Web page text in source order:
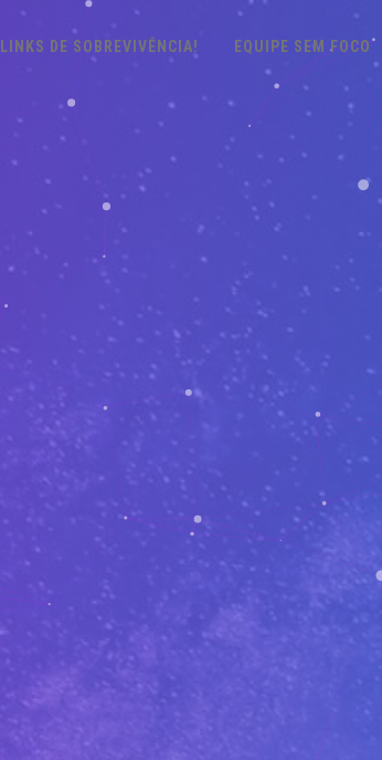
LINKS DE SOBREVIVÊNCIA! EQUIPE SEM FOCO